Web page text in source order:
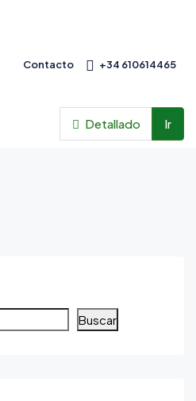
Contacto +34 610614465
Detallado Ir
Buscar